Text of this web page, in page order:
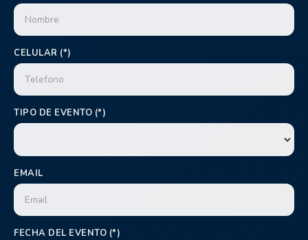
CELULAR (*)
TIPO DE EVENTO (*)
EMAIL
FECHA DEL EVENTO (*)